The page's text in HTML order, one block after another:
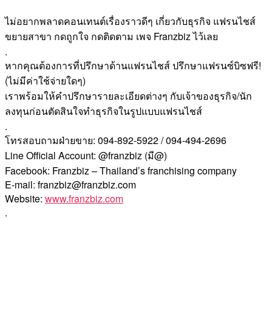
ไม่อยากพลาดคอนเทนต์เรื่องราวดีๆ เกี่ยวกับธุรกิจ แฟรนไชส์
ขยายสาขา กดถูกใจ กดติดตาม เพจ Franzbiz ไว้เลย
.
หากคุณต้องการที่ปรึกษาด้านแฟรนไชส์ ปรึกษาแฟรนซ์บิซฟรี!
(ไม่มีค่าใช้จ่ายใดๆ)
เราพร้อมให้คำปรึกษารายละเอียดต่างๆ กับเจ้าของธุรกิจ/นัก
ลงทุนก่อนตัดสินใจทำธุรกิจในรูปแบบแฟรนไชส์
.
โทรสอบถามฝ่ายขาย: 094-892-5922 / 094-494-2696
Line Official Account: @franzbiz (มี@)
Facebook: Franzbiz – Thailand’s franchising company
E-mail: franzbiz@franzbiz.com
Website: www.franzbiz.com
.